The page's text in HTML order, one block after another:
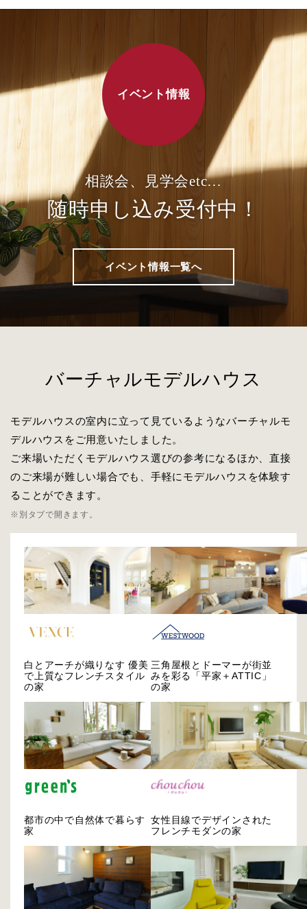
イベント情報
相談会、見学会etc…
随時申し込み受付中！
イベント情報一覧へ
バーチャルモデルハウス
モデルハウスの室内に立って見ているようなバーチャルモ
デルハウスをご用意いたしました。
ご来場いただくモデルハウス選びの参考になるほか、直接
のご来場が難しい場合でも、手軽にモデルハウスを体験す
ることができます。
※別タブで開きます。
白とアーチが織りなす 優美
で上質なフレンチスタイル
の家
三角屋根とドーマーが街並
みを彩る「平家＋ATTIC」
の家
都市の中で自然体で暮らす
家
女性目線でデザインされた
フレンチモダンの家